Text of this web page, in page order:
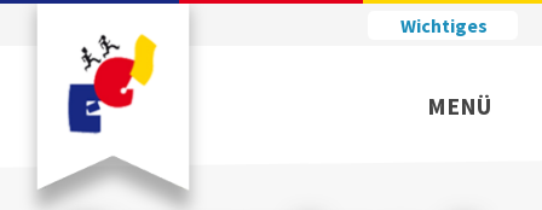
Wichtiges
MENÜ